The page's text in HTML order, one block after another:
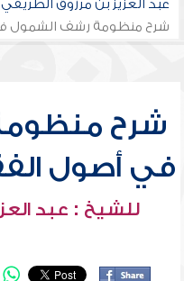
عبد العزيز بن مرزوق الطريفي
شرح منظومة رشف الشمول في
شرح
في أصول
للشيخ : عبد